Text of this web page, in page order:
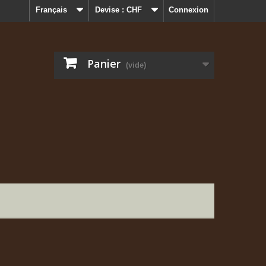
Connexion
Devise : CHF
Français
Panier (vide)